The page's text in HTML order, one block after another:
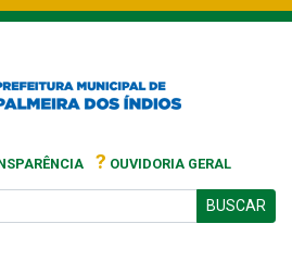
? OUVIDORIA GERAL
BUSCAR